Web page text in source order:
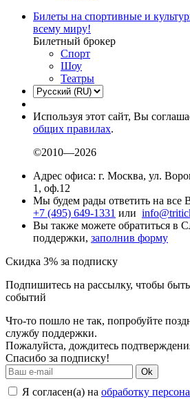
Билеты на спортивные и
всему миру!
Билетный брокер
Спорт
Шоу
Театры
Используя этот сайт, Вы
общих правилах.
©2010—2026
Адрес офиса: г. Москва, ул.
1, оф.12
Мы будем рады ответить на все
+7 (495) 649-1331 или
Вы также можете обратиться в
поддержки, заполнив форму
Скидка 3% за подписку
Подпишитесь на рассылку, чтобы
событий
Что-то пошло не так, попробуйте
службу поддержки.
Пожалуйста, дождитесь
Спасибо за подписку!
Ok
Я согласен(а) на обработку